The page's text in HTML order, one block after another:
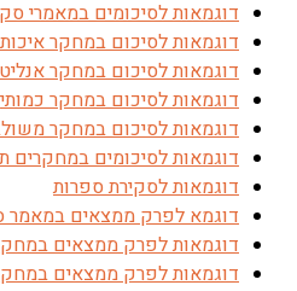
דוגמאות לסיכומים במאמרי
דוגמאות לסיכום במחקר
דוגמאות לסיכום במחקר
דוגמאות לסיכום במחקר כמותי
דוגמאות לסיכום במחקר
דוגמאות לסיכומים במחקרים
דוגמאות לסקירת ספרות
דוגמא לפרק ממצאים במאמר
דוגמאות לפרק ממצאים
דוגמאות לפרק ממצאים